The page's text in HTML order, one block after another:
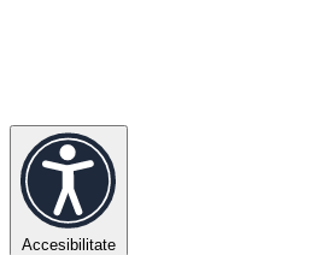
Accesibilitate